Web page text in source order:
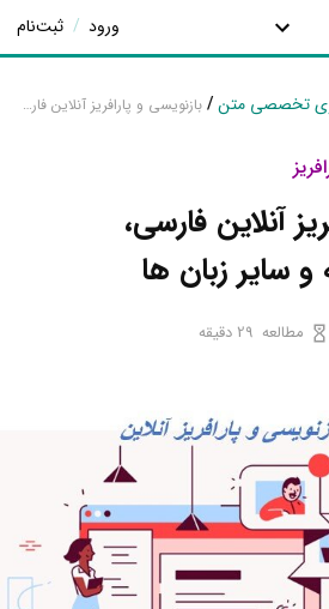
ورود / ثبت‌نام
تخصصی متن/ بازنویسی و پارافریز آنلاین فارسی، انگلیسی، فرانسه و سایر زبان ها
آنلاین فارسی،
و سایر زبان ها
مطالعه 29 دقیقه